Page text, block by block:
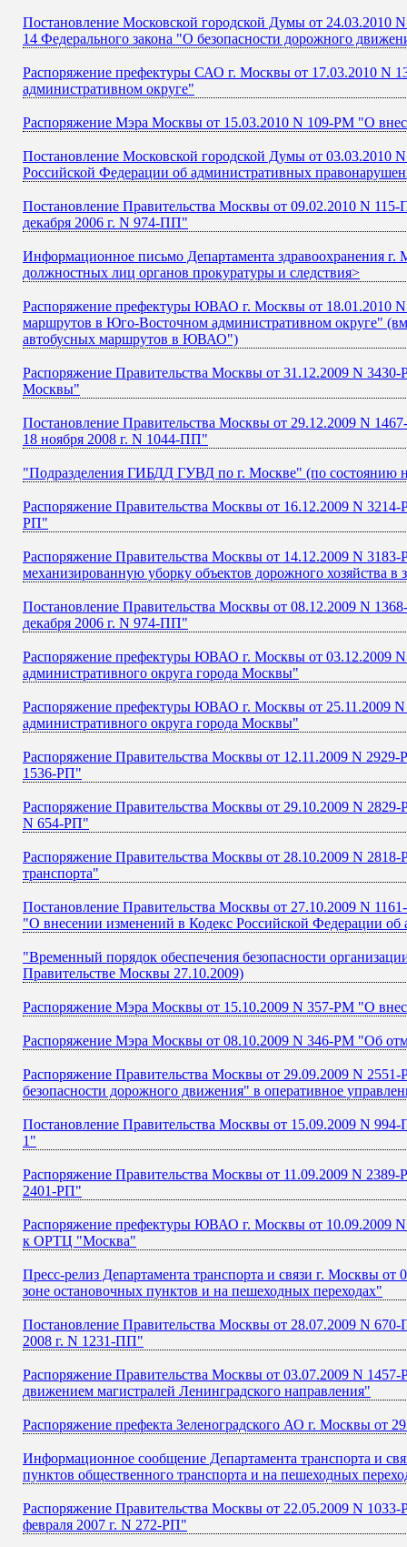
Постановление Московской городской Думы от 24.03.2010
14 Федерального закона "О безопасности дорожного
Распоряжение префектуры САО г. Москвы от 17.03.2010 N
административном округе"
Распоряжение Мэра Москвы от 15.03.2010 N 109-РМ "О
Постановление Московской городской Думы от 03.03.2010
Российской Федерации об административных
Постановление Правительства Москвы от 09.02.2010 N
декабря 2006 г. N 974-ПП"
Информационное письмо Департамента здравоохранения г.
должностных лиц органов прокуратуры и следствия>
Распоряжение префектуры ЮВАО г. Москвы от 18.01.2010
маршрутов в Юго-Восточном административном округе"
автобусных маршрутов в ЮВАО")
Распоряжение Правительства Москвы от 31.12.2009 N
Москвы"
Постановление Правительства Москвы от 29.12.2009 N
18 ноября 2008 г. N 1044-ПП"
"Подразделения ГИБДД ГУВД по г. Москве" (по состоянию
Распоряжение Правительства Москвы от 16.12.2009 N
РП"
Распоряжение Правительства Москвы от 14.12.2009 N
механизированную уборку объектов дорожного хозяйства
Постановление Правительства Москвы от 08.12.2009 N
декабря 2006 г. N 974-ПП"
Распоряжение префектуры ЮВАО г. Москвы от 03.12.2009
административного округа города Москвы"
Распоряжение префектуры ЮВАО г. Москвы от 25.11.2009
административного округа города Москвы"
Распоряжение Правительства Москвы от 12.11.2009 N
1536-РП"
Распоряжение Правительства Москвы от 29.10.2009 N
N 654-РП"
Распоряжение Правительства Москвы от 28.10.2009 N
транспорта"
Постановление Правительства Москвы от 27.10.2009 N
"О внесении изменений в Кодекс Российской Федерации
"Временный порядок обеспечения безопасности
Правительстве Москвы 27.10.2009)
Распоряжение Мэра Москвы от 15.10.2009 N 357-РМ "О
Распоряжение Мэра Москвы от 08.10.2009 N 346-РМ "Об
Распоряжение Правительства Москвы от 29.09.2009 N
безопасности дорожного движения" в оперативное
Постановление Правительства Москвы от 15.09.2009 N
1"
Распоряжение Правительства Москвы от 11.09.2009 N
2401-РП"
Распоряжение префектуры ЮВАО г. Москвы от 10.09.2009
к ОРТЦ "Москва"
Пресс-релиз Департамента транспорта и связи г. Москвы
зоне остановочных пунктов и на пешеходных переходах"
Постановление Правительства Москвы от 28.07.2009 N
2008 г. N 1231-ПП"
Распоряжение Правительства Москвы от 03.07.2009 N
движением магистралей Ленинградского направления"
Распоряжение префекта Зеленоградского АО г. Москвы от
Информационное сообщение Департамента транспорта и
пунктов общественного транспорта и на пешеходных
Распоряжение Правительства Москвы от 22.05.2009 N
февраля 2007 г. N 272-РП"